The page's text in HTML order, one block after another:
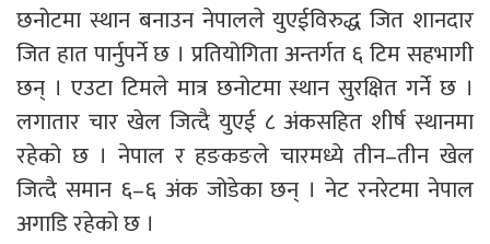
छनोटमा स्थान बनाउन नेपालले युएईविरुद्ध जित शानदार
जित हात पार्नुपर्ने छ । प्रतियोगिता अन्तर्गत ६ टिम सहभागी
छन् । एउटा टिमले मात्र छनोटमा स्थान सुरक्षित गर्ने छ ।
लगातार चार खेल जित्दै युएई ८ अंकसहित शीर्ष स्थानमा
रहेको छ । नेपाल र हङकङले चारमध्ये तीन–तीन खेल
जित्दै समान ६–६ अंक जोडेका छन् । नेट रनरेटमा नेपाल
अगाडि रहेको छ ।